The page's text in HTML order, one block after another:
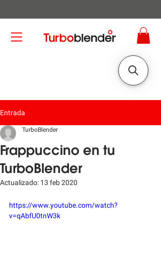
Entrada
Frappuccino en tu
TurboBlender
TurboBlender
Actualizado: 13 feb 2020
https://www.youtube.com/watch?
v=qAbfU0tnW3k